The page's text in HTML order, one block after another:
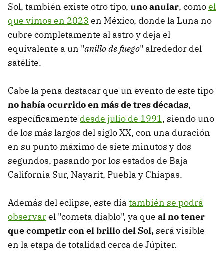
Sol, también existe otro tipo, uno anular, comoel
que vimos en 2023 en México, donde la Luna no
cubre completamente al astro y deja el
equivalente a un "anillo de fuego" alrededor del
satélite.
Cabe la pena destacar que un evento de este tipo
no había ocurrido en más de tres décadas,
específicamente desde julio de 1991, siendo uno
de los más largos del siglo XX, con una duración
en su punto máximo de siete minutos y dos
segundos, pasando por los estados de Baja
California Sur, Nayarit, Puebla y Chiapas.
Además del eclipse, este día también se podrá
observarel "cometa diablo", ya que al no tener
que competir con el brillo del Sol, será visible
en la etapa de totalidad cerca de Júpiter.